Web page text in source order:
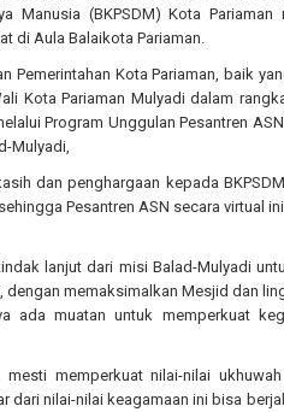
Manusia (BKPSDM) Kota
di Aula Balaikota Pariaman.
Pemerintahan Kota Pariaman, baik
Kota Pariaman Mulyadi dalam
Program Unggulan Pesantren
Mulyadi,
dan penghargaan kepada
Pesantren ASN secara virtual
lanjut dari misi Balad-Mulyadi
dengan memaksimalkan Mesjid dan
ada muatan untuk memperkuat
memperkuat nilai-nilai
dari nilai-nilai keagamaan ini bisa